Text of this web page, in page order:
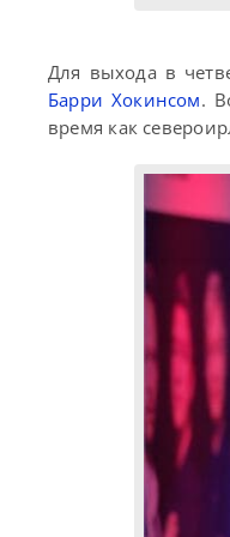
Для выхода в
Барри Хокинсом.
время как